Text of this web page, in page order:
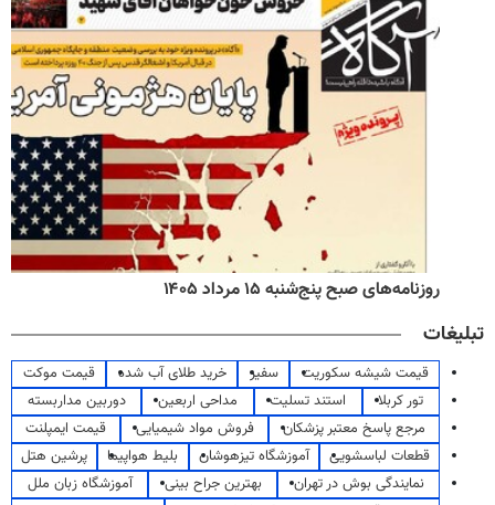
روزنامه‌های صبح پنج‌شنبه ۱۵ مرداد ۱۴۰۵
تبلیغات
قیمت شیشه سکوریت سفیر خرید طلای آب شده
قیمت موکت
تور کربلا
استند تسلیت مداحی اربعین
دوربین مداربسته
مرجع پاسخ معتبر پزشکان
فروش مواد شیمیایی
قیمت ایمپلنت
قطعات لباسشویی
آموزشگاه تیزهوشان بلیط هواپیما
پرشین هتل
نمایندگی بوش در تهران
بهترین جراح بینی
آموزشگاه زبان ملل